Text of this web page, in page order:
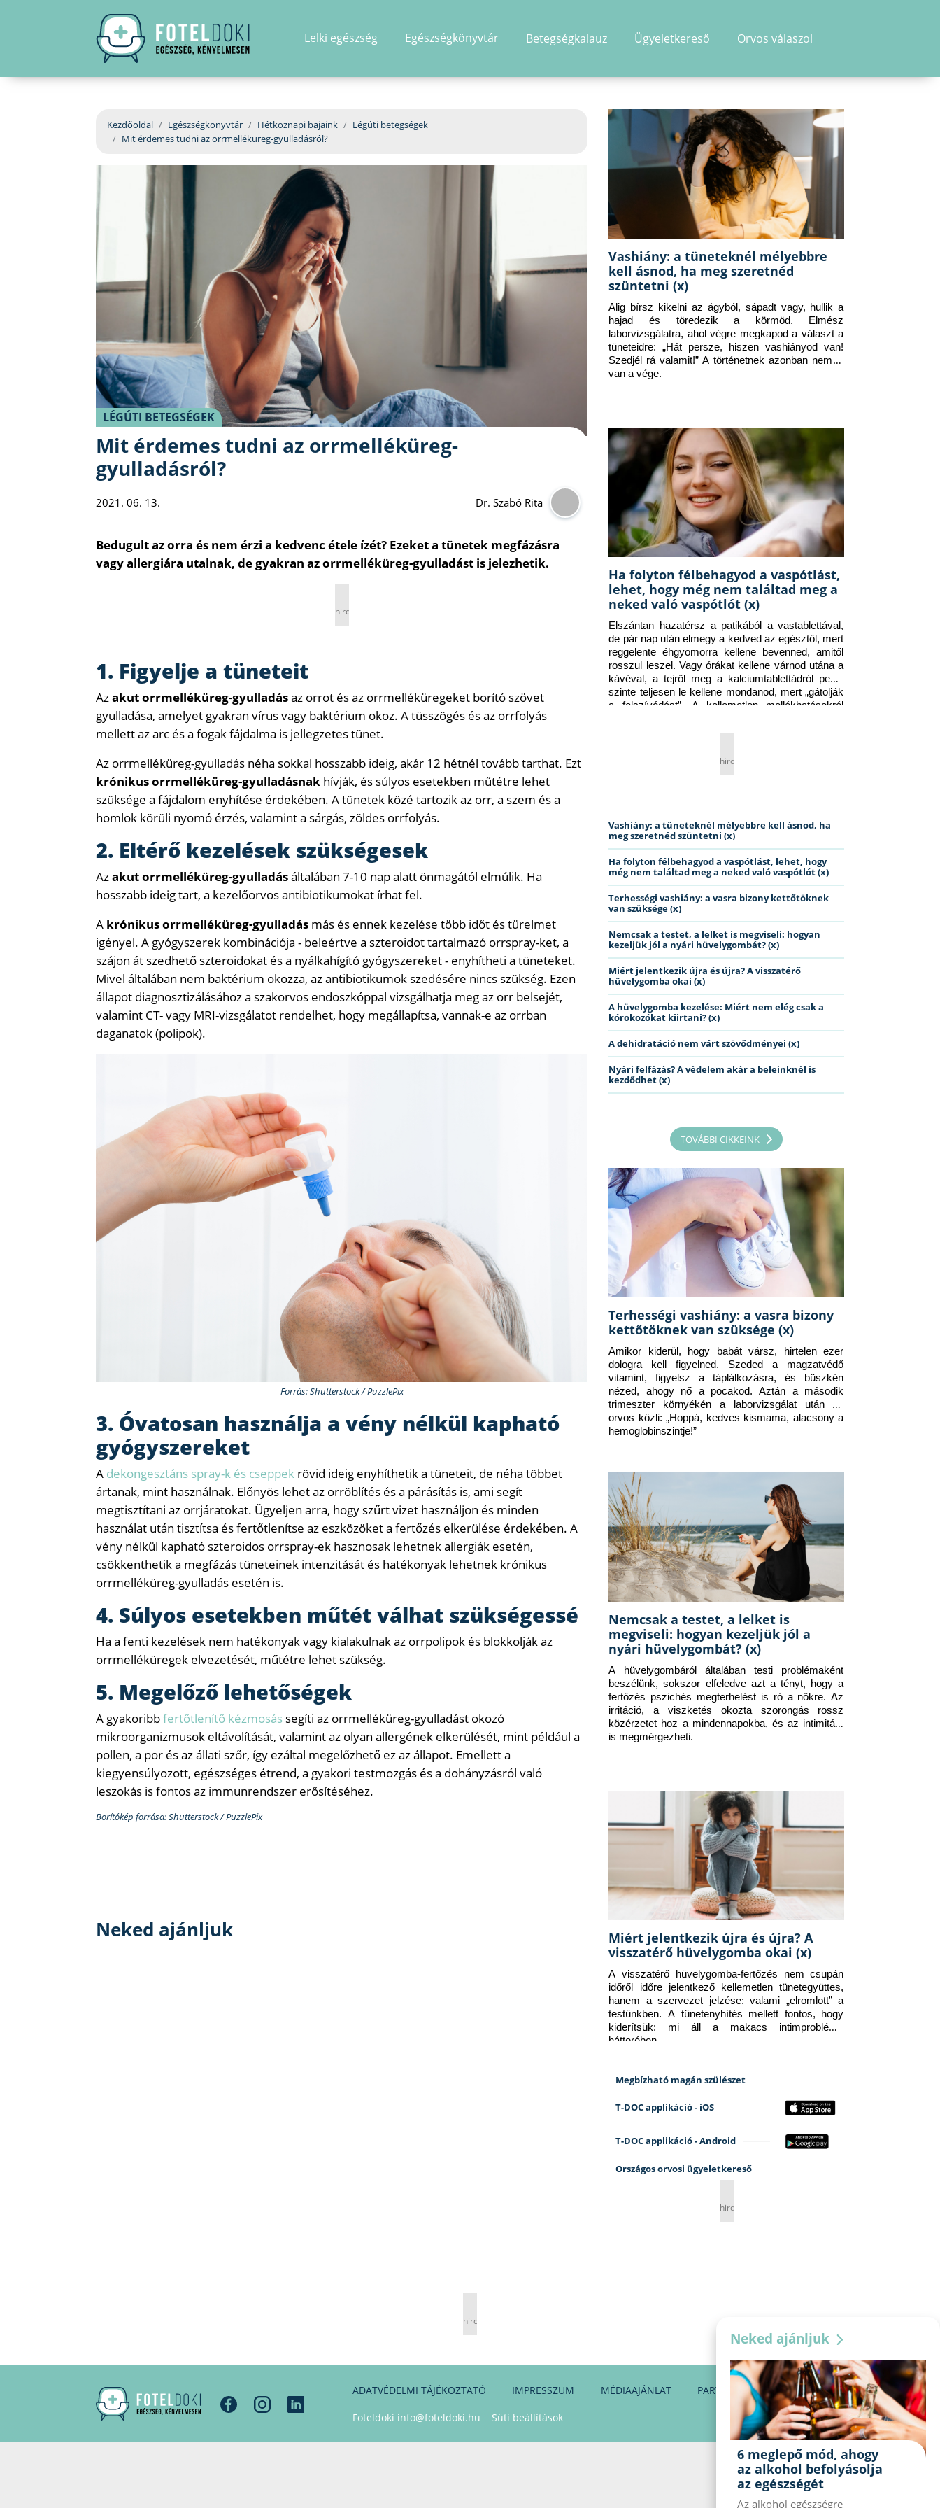
Lelki egészség Egészségkönyvtár Betegségkalauz Ügyeletkereső Orvos válaszol
Kezdőoldal Egészségkönyvtár Hétköznapi bajaink
Légúti betegségek
Mit érdemes tudni az orrmelléküreg-gyulladásról?
LÉGÚTI BETEGSÉGEK
Mit érdemes tudni az orrmelléküreg-
gyulladásról?
2021. 06. 13. Dr. Szabó Rita
Bedugult az orra és nem érzi a kedvenc étele ízét? Ezeket a tünetek megfázásra
vagy allergiára utalnak, de gyakran az orrmelléküreg-gyulladást is jelezhetik.
hirdetés
1. Figyelje a tüneteit
Azakut orrmelléküreg-gyulladásaz orrot és az orrmelléküregeket borító szövet
gyulladása, amelyet gyakran vírus vagy baktérium okoz. A tüsszögés és az orrfolyás
mellett az arc és a fogak fájdalma is jellegzetes tünet.
Az orrmelléküreg-gyulladás néha sokkal hosszabb ideig, akár 12 hétnél tovább tarthat. Ezt
krónikus orrmelléküreg-gyulladásnak hívják, és súlyos esetekben műtétre lehet
szüksége a fájdalom enyhítése érdekében. A tünetek közé tartozik az orr, a szem és a
homlok körüli nyomó érzés, valamint a sárgás, zöldes orrfolyás.
2. Eltérő kezelések szükségesek
Azakut orrmelléküreg-gyulladásáltalában 7-10 nap alatt önmagától elmúlik. Ha
hosszabb ideig tart, a kezelőorvos antibiotikumokat írhat fel.
A krónikus orrmelléküreg-gyulladás más és ennek kezelése több időt és türelmet
igényel. A gyógyszerek kombinációja - beleértve a szteroidot tartalmazó orrspray-ket, a
szájon át szedhető szteroidokat és a nyálkahígító gyógyszereket - enyhítheti a tüneteket.
Mivel általában nem baktérium okozza, az antibiotikumok szedésére nincs szükség. Ezen
állapot diagnosztizálásához a szakorvos endoszkóppal vizsgálhatja meg az orr belsejét,
valamint CT- vagy MRI-vizsgálatot rendelhet, hogy megállapítsa, vannak-e az orrban
daganatok (polipok).
Forrás: Shutterstock / PuzzlePix
3. Óvatosan használja a vény nélkül kapható
gyógyszereket
A dekongesztáns spray-k és cseppek rövid ideig enyhíthetik a tüneteit, de néha többet
ártanak, mint használnak. Előnyös lehet az orröblítés és a párásítás is, ami segít
megtisztítani az orrjáratokat. Ügyeljen arra, hogy szűrt vizet használjon és minden
használat után tisztítsa és fertőtlenítse az eszközöket a fertőzés elkerülése érdekében. A
vény nélkül kapható szteroidos orrspray-ek hasznosak lehetnek allergiák esetén,
csökkenthetik a megfázás tüneteinek intenzitását és hatékonyak lehetnek krónikus
orrmelléküreg-gyulladás esetén is.
4. Súlyos esetekben műtét válhat szükségessé
Ha a fenti kezelések nem hatékonyak vagy kialakulnak az orrpolipok és blokkolják az
orrmelléküregek elvezetését, műtétre lehet szükség.
5. Megelőző lehetőségek
A gyakoribbfertőtlenítő kézmosás segíti az orrmelléküreg-gyulladást okozó
mikroorganizmusok eltávolítását, valamint az olyan allergének elkerülését, mint például a
pollen, a por és az állati szőr, így ezáltal megelőzhető ez az állapot. Emellett a
kiegyensúlyozott, egészséges étrend, a gyakori testmozgás és a dohányzásról való
leszokás is fontos az immunrendszer erősítéséhez.
Borítókép forrása: Shutterstock / PuzzlePix
Neked ajánljuk
Vashiány: a tüneteknél mélyebbre
kell ásnod, ha meg szeretnéd
szüntetni (x)
Alig bírsz kikelni az ágyból, sápadt vagy, hullik a
hajad és töredezik a körmöd. Elmész
laborvizsgálatra, ahol végre megkapod a választ a
tüneteidre: „Hát persze, hiszen vashiányod van!
Szedjél rá valamit!” A történetnek azonban nem itt
van a vége.
Ha folyton félbehagyod a vaspótlást,
lehet, hogy még nem találtad meg a
neked való vaspótlót (x)
Elszántan hazatérsz a patikából a vastablettával,
de pár nap után elmegy a kedved az egésztől, mert
reggelente éhgyomorra kellene bevenned, amitől
rosszul leszel. Vagy órákat kellene várnod utána a
kávéval, a tejről meg a kalciumtablettádról pedig
szinte teljesen le kellene mondanod, mert „gátolják
a felszívódást”. A kellemetlen mellékhatásokról
hirdetés
Vashiány: a tüneteknél mélyebbre kell ásnod, ha
meg szeretnéd szüntetni (x)
Ha folyton félbehagyod a vaspótlást, lehet, hogy
még nem találtad meg a neked való vaspótlót (x)
Terhességi vashiány: a vasra bizony kettőtöknek
van szüksége (x)
Nemcsak a testet, a lelket is megviseli: hogyan
kezeljük jól a nyári hüvelygombát? (x)
Miért jelentkezik újra és újra? A visszatérő
hüvelygomba okai (x)
A hüvelygomba kezelése: Miért nem elég csak a
kórokozókat kiirtani? (x)
A dehidratáció nem várt szövődményei (x)
Nyári felfázás? A védelem akár a beleinknél is
kezdődhet (x)
TOVÁBBI CIKKEINK
Terhességi vashiány: a vasra bizony
kettőtöknek van szüksége (x)
Amikor kiderül, hogy babát vársz, hirtelen ezer
dologra kell figyelned. Szeded a magzatvédő
vitamint, figyelsz a táplálkozásra, és büszkén
nézed, ahogy nő a pocakod. Aztán a második
trimeszter környékén a laborvizsgálat után az
orvos közli: „Hoppá, kedves kismama, alacsony a
hemoglobinszintje!”
Nemcsak a testet, a lelket is
megviseli: hogyan kezeljük jól a
nyári hüvelygombát? (x)
A hüvelygombáról általában testi problémaként
beszélünk, sokszor elfeledve azt a tényt, hogy a
fertőzés pszichés megterhelést is ró a nőkre. Az
irritáció, a viszketés okozta szorongás rossz
közérzetet hoz a mindennapokba, és az intimitást
is megmérgezheti.
Miért jelentkezik újra és újra? A
visszatérő hüvelygomba okai (x)
A visszatérő hüvelygomba-fertőzés nem csupán
időről időre jelentkező kellemetlen tünetegyüttes,
hanem a szervezet jelzése: valami „elromlott” a
testünkben. A tünetenyhítés mellett fontos, hogy
kiderítsük: mi áll a makacs intimprobléma
hátterében.
Megbízható magán szülészet
T-DOC applikáció - iOS
T-DOC applikáció - Android
Országos orvosi ügyeletkereső
hirdetés
hirdetés
ADATVÉDELMI TÁJÉKOZTATÓ IMPRESSZUM MÉDIAAJÁNLAT PARTNEREINK KAPCSOLAT
Foteldoki info@foteldoki.hu Süti beállítások
Neked ajánljuk
6 meglepő mód, ahogy
az alkohol befolyásolja
az egészségét
Az alkohol egészségre